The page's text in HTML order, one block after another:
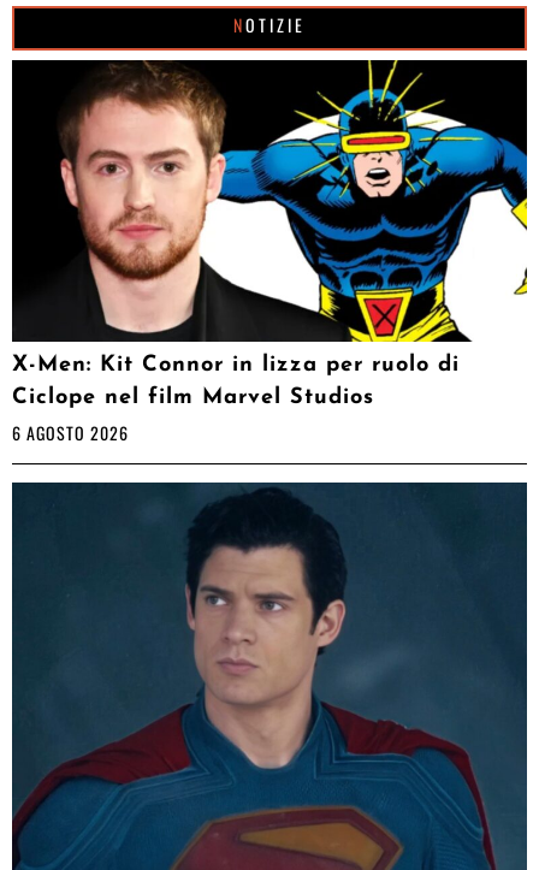
NOTIZIE
X-Men: Kit Connor in lizza per ruolo di
Ciclope nel film Marvel Studios
6 AGOSTO 2026